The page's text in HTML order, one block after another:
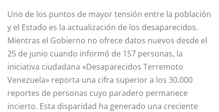
Uno de los puntos de mayor tensión entre la población
y el Estado es la actualización de los desaparecidos.
Mientras el Gobierno no ofrece datos nuevos desde el
25 de junio cuando informó de 157 personas, la
iniciativa ciudadana «Desaparecidos Terremoto
Venezuela» reporta una cifra superior a los 30.000
reportes de personas cuyo paradero permanece
incierto. Esta disparidad ha generado una creciente